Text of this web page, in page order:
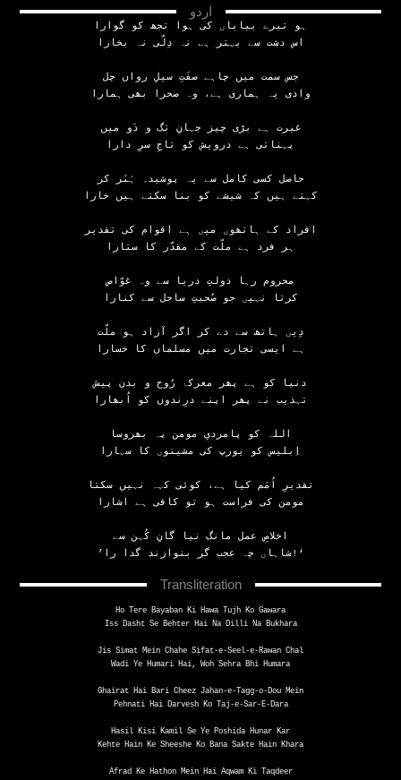
اردو
ہو تیرے بیاباں کی ہوا تجھ کو گوارا
اس دشت سے بہتر ہے نہ دِلّی نہ بخارا
جس سمت میں چاہے صفَتِ سیلِ رواں چل
وادی یہ ہماری ہے، وہ صحرا بھی ہمارا
غیرت ہے بڑی چیز جہانِ تگ و دَو میں
پہناتی ہے درویش کو تاجِ سرِ دارا
حاصل کسی کامل سے یہ پوشیدہ ہُنَر کر
کہتے ہیں کہ شیشے کو بنا سکتے ہیں خارا
افراد کے ہاتھوں میں ہے اقوام کی تقدیر
ہر فرد ہے ملّت کے مقدّر کا ستارا
محروم رہا دولتِ دریا سے وہ غوّاص
کرتا نہیں جو صُحبتِ ساحل سے کنارا
دِیں ہاتھ سے دے کر اگر آزاد ہو ملّت
ہے ایسی تجارت میں مسلماں کا خسارا
دنیا کو ہے پھر معرکۂ رُوح و بدن پیش
تہذیب نے پھر اپنے درِندوں کو اُبھارا
اللہ کو پامردیِ مومن پہ بھروسا
اِبلیس کو یورپ کی مشینوں کا سہارا
تقدیرِ اُمَم کیا ہے، کوئی کہہ نہیں سکتا
مومن کی فراست ہو تو کافی ہے اشارا
اخلاصِ عمل مانگ نیا گانِ کُہن سے
’شاہاں چہ عجب گر بنوازند گدا را!‘
Transliteration
Ho Tere Bayaban Ki Hawa Tujh Ko Gawara
Iss Dasht Se Behter Hai Na Dilli Na Bukhara
Jis Simat Mein Chahe Sifat-e-Seel-e-Rawan Chal
Wadi Ye Humari Hai, Woh Sehra Bhi Humara
Ghairat Hai Bari Cheez Jahan-e-Tagg-o-Dou Mein
Pehnati Hai Darvesh Ko Taj-e-Sar-E-Dara
Hasil Kisi Kamil Se Ye Poshida Hunar Kar
Kehte Hain Ke Sheeshe Ko Bana Sakte Hain Khara
Afrad Ke Hathon Mein Hai Aqwam Ki Taqdeer